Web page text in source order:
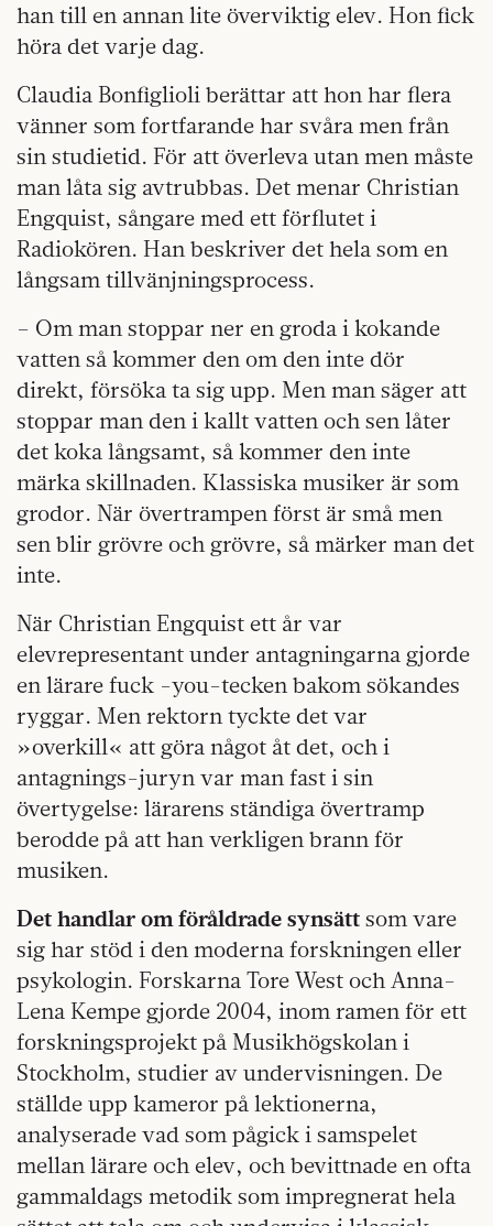
han till en annan lite överviktig elev. Hon fick
höra det varje dag.
Claudia Bonfiglioli berättar att hon har flera
vänner som fortfarande har svåra men från
sin studietid. För att överleva utan men måste
man låta sig avtrubbas. Det menar Christian
Engquist, sångare med ett förflutet i
Radiokören. Han beskriver det hela som en
långsam tillvänjningsprocess.
– Om man stoppar ner en groda i kokande
vatten så kommer den om den inte dör
direkt, försöka ta sig upp. Men man säger att
stoppar man den i kallt vatten och sen låter
det koka långsamt, så kommer den inte
märka skillnaden. Klassiska musiker är som
grodor. När övertrampen först är små men
sen blir grövre och grövre, så märker man det
inte.
När Christian Engquist ett år var
elevrepresentant under antagningarna gjorde
en lärare fuck -you-tecken bakom sökandes
ryggar. Men rektorn tyckte det var
»overkill« att göra något åt det, och i
antagnings-juryn var man fast i sin
övertygelse: lärarens ständiga övertramp
berodde på att han verkligen brann för
musiken.
Det handlar om föråldrade synsätt som vare
sig har stöd i den moderna forskningen eller
psykologin. Forskarna Tore West och Anna-
Lena Kempe gjorde 2004, inom ramen för ett
forskningsprojekt på Musikhögskolan i
Stockholm, studier av undervisningen. De
ställde upp kameror på lektionerna,
analyserade vad som pågick i samspelet
mellan lärare och elev, och bevittnade en ofta
gammaldags metodik som impregnerat hela